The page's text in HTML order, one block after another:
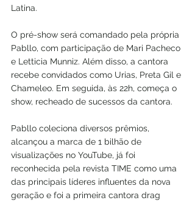
Latina.
O pré-show será comandado pela própria
Pabllo, com participação de Mari Pacheco
e Letticia Munniz. Além disso, a cantora
recebe convidados como Urias, Preta Gil e
Chameleo. Em seguida, às 22h, começa o
show, recheado de sucessos da cantora.
Pabllo coleciona diversos prêmios,
alcançou a marca de 1 bilhão de
visualizações no YouTube, já foi
reconhecida pela revista TIME como uma
das principais líderes influentes da nova
geração e foi a primeira cantora drag